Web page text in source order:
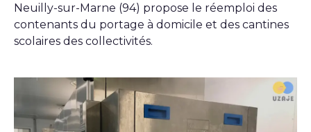
Neuilly-sur-Marne (94) propose le réemploi des
contenants du portage à domicile et des cantines
scolaires des collectivités.